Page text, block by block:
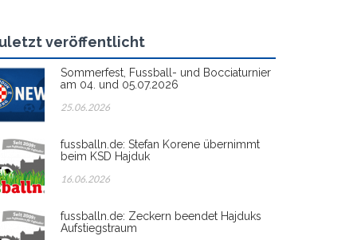
veröffentlicht
Sommerfest, Fussball- und Bocciaturnier
am 04. und 05.07.2026
25.06.2026
fussballn.de: Stefan Korene übernimmt
beim KSD Hajduk
16.06.2026
fussballn.de: Zeckern beendet Hajduks
Aufstiegstraum